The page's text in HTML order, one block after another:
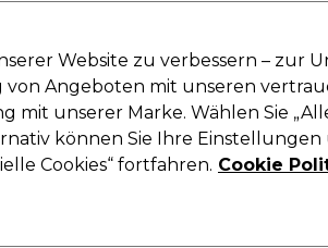
Saloneinrichtung Kosmetik
Website zu verbessern – zur
Angeboten mit unseren
unserer Marke. Wählen Sie
können Sie Ihre Einstellungen
Cookies“ fortfahren. Cookie